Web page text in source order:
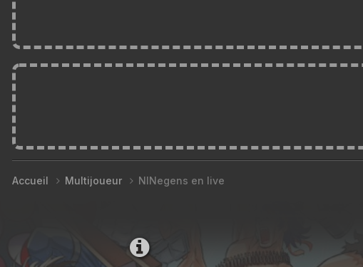
Accueil Multijoueur NlNegens en live